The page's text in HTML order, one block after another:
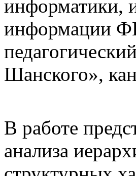
информатики,
информации
Шанского»,
В работе
анализа